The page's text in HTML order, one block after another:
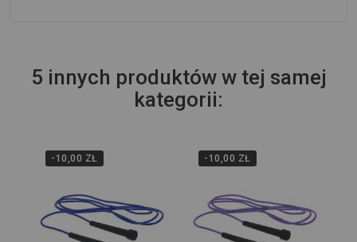
5 innych produktów w tej samej
kategorii:
-10,00 ZŁ -10,00 ZŁ